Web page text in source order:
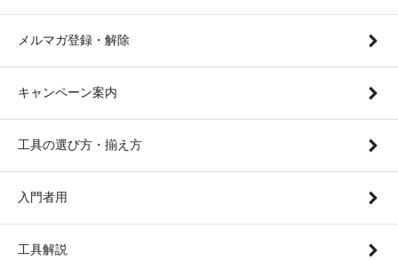
メルマガ登録・解除
キャンペーン案内
工具の選び方・揃え方
入門者用
工具解説